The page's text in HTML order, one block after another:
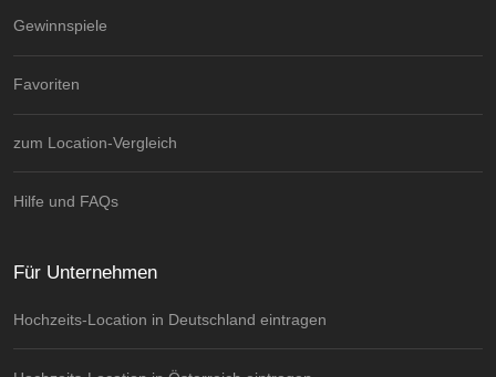
Gewinnspiele
Favoriten
zum Location-Vergleich
Hilfe und FAQs
Für Unternehmen
Hochzeits-Location in Deutschland eintragen